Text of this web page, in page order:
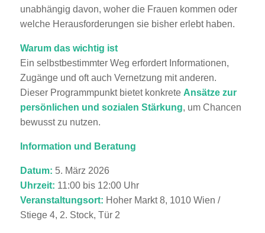
unabhängig davon, woher die Frauen kommen oder
welche Herausforderungen sie bisher erlebt haben.
Warum das wichtig ist
Ein selbstbestimmter Weg erfordert Informationen,
Zugänge und oft auch Vernetzung mit anderen.
Dieser Programmpunkt bietet konkrete Ansätze zur
persönlichen und sozialen Stärkung, um Chancen
bewusst zu nutzen.
Information und Beratung
Datum: 5. März 2026
Uhrzeit: 11:00 bis 12:00 Uhr
Veranstaltungsort: Hoher Markt 8, 1010 Wien /
Stiege 4, 2. Stock, Tür 2